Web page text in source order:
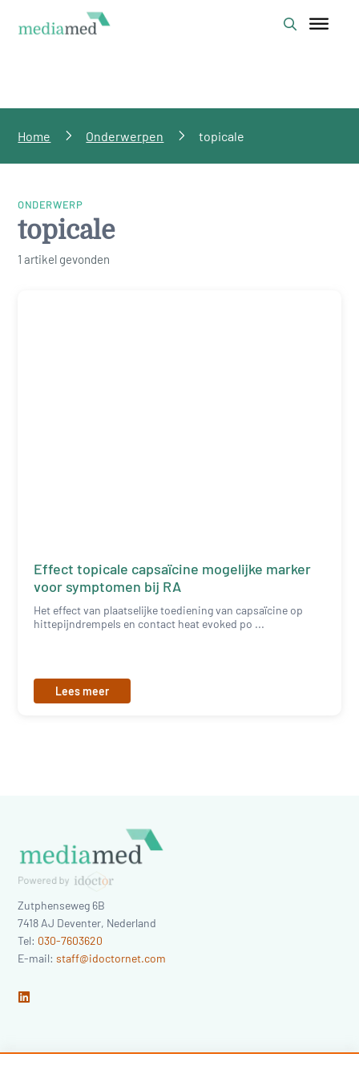
Home Onderwerpen topicale
ONDERWERP
topicale
1 artikel gevonden
Effect topicale capsaïcine mogelijke marker
voor symptomen bij RA
Het effect van plaatselijke toediening van capsaïcine op
hittepijndrempels en contact heat evoked po ...
Lees meer
Zutphenseweg 6B
7418 AJ Deventer, Nederland
Tel: 030-7603620
E-mail:staff@idoctornet.com